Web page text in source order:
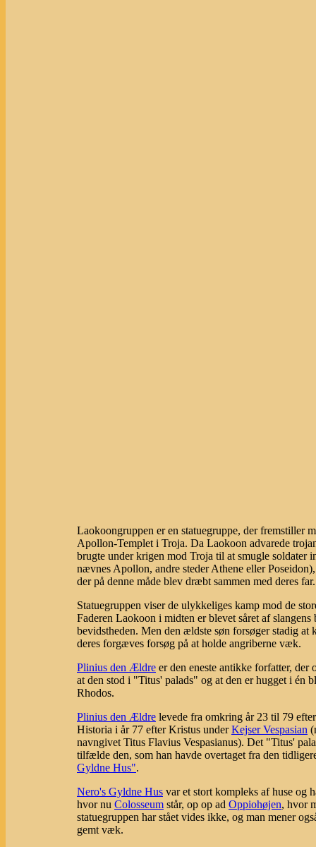
Laokoongruppen er en statuegruppe, der
Apollon-Templet i Troja. Da Laokoon advarede
brugte under krigen mod Troja til at smugle soldater
nævnes Apollon, andre steder Athene eller
der på denne måde blev dræbt sammen med deres far.
Statuegruppen viser de ulykkeliges kamp mod de
Faderen Laokoon i midten er blevet såret af
bevidstheden. Men den ældste søn forsøger stadig
deres forgæves forsøg på at holde angriberne væk.
Plinius den Ældre er den eneste antikke forfatter,
at den stod i "Titus' palads" og at den er hugget i én
Rhodos.
Plinius den Ældre levede fra omkring år 23 til 79
Historia i år 77 efter Kristus underKejser Vespasian
navngivet Titus Flavius Vespasianus). Det "Titus'
tilfælde den, som han havde overtaget fra den
Gyldne Hus".
Nero's Gyldne Hus var et stort kompleks af huse og
hvor nu Colosseum står, op op ad Oppiohøjen, hvor
statuegruppen har stået vides ikke, og man mener
gemt væk.